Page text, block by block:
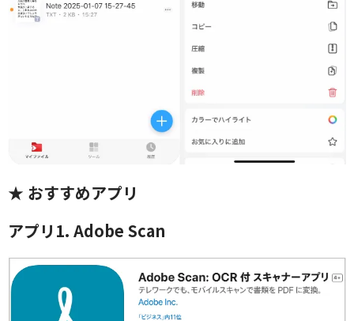
★ おすすめアプリ
アプリ1. Adobe Scan